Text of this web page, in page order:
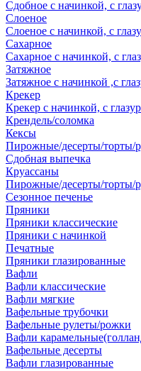
Сдобное с начинкой, с
Слоеное
Слоеное с начинкой, с
Сахарное
Сахарное с начинкой, с
Затяжное
Затяжное с начинкой ,с
Крекер
Крекер с начинкой, с
Крендель/соломка
Кексы
Пирожные/десерты/торты/
Сдобная выпечка
Круассаны
Пирожные/десерты/торты/
Сезонное печенье
Пряники
Пряники классические
Пряники с начинкой
Печатные
Пряники глазированные
Вафли
Вафли классические
Вафли мягкие
Вафельные трубочки
Вафельные рулеты/рожки
Вафли
Вафельные десерты
Вафли глазированные